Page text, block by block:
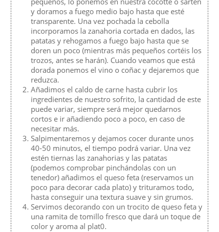
y doramos a fuego medio bajo hasta que esté
transparente. Una vez pochada la cebolla
incorporamos la zanahoria cortada en dados, las
patatas y rehogamos a fuego bajo hasta que se
doren un poco (mientras más pequeños cortéis los
trozos, antes se harán). Cuando veamos que está
dorada ponemos el vino o coñac y dejaremos que
reduzca.
Añadimos el caldo de carne hasta cubrir los
ingredientes de nuestro sofrito, la cantidad de este
puede variar, siempre será mejor quedarnos
cortos e ir añadiendo poco a poco, en caso de
necesitar más.
Salpimentaremos y dejamos cocer durante unos
40-50 minutos, el tiempo podrá variar. Una vez
estén tiernas las zanahorias y las patatas
(podemos comprobar pinchándolas con un
tenedor) añadimos el queso feta (reservamos un
poco para decorar cada plato) y trituramos todo,
hasta conseguir una textura suave y sin grumos.
Servimos decorando con un trocito de queso feta y
una ramita de tomillo fresco que dará un toque de
color y aroma al plat0.